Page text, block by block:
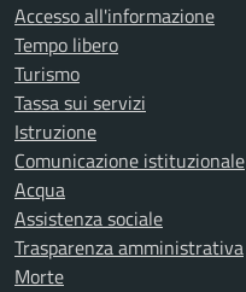
Accesso all'informazione
Tempo libero
Turismo
Tassa sui servizi
Istruzione
Comunicazione istituzionale
Acqua
Assistenza sociale
Trasparenza amministrativa
Morte